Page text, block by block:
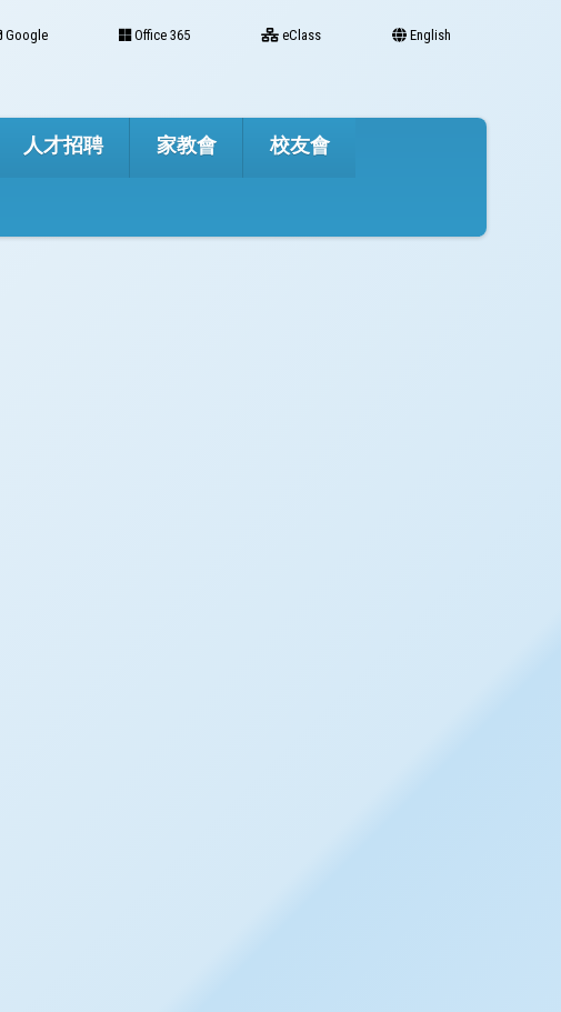
Google Office 365 eClass English
人才招聘 家教會 校友會